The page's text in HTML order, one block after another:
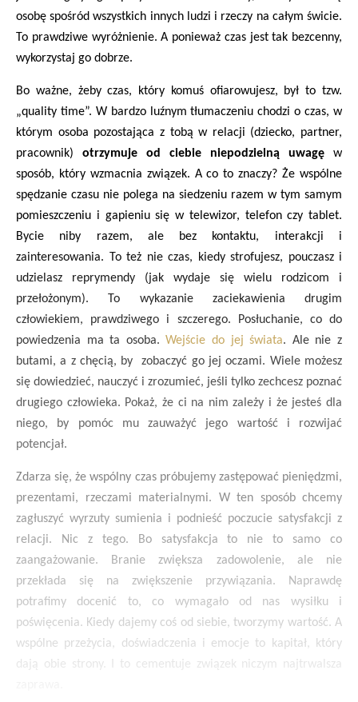
osobę spośród wszystkich innych ludzi i rzeczy na całym świcie.
To prawdziwe wyróżnienie. A ponieważ czas jest tak bezcenny,
wykorzystaj go dobrze.
Bo ważne, żeby czas, który komuś ofiarowujesz, był to tzw.
„quality time”. W bardzo luźnym tłumaczeniu chodzi o czas, w
którym osoba pozostająca z tobą w relacji (dziecko, partner,
pracownik) otrzymuje od ciebie niepodzielną uwagę w
sposób, który wzmacnia związek. A co to znaczy? Że wspólne
spędzanie czasu nie polega na siedzeniu razem w tym samym
pomieszczeniu i gapieniu się w telewizor, telefon czy tablet.
Bycie niby razem, ale bez kontaktu, interakcji i
zainteresowania. To też nie czas, kiedy strofujesz, pouczasz i
udzielasz reprymendy (jak wydaje się wielu rodzicom i
przełożonym). To wykazanie zaciekawienia drugim
człowiekiem, prawdziwego i szczerego. Posłuchanie, co do
powiedzenia ma ta osoba.Wejście do jej świata. Ale nie z
butami, a z chęcią, by zobaczyć go jej oczami. Wiele możesz
się dowiedzieć, nauczyć i zrozumieć, jeśli tylko zechcesz poznać
drugiego człowieka. Pokaż, że ci na nim zależy i że jesteś dla
niego, by pomóc mu zauważyć jego wartość i rozwijać
potencjał.
Zdarza się, że wspólny czas próbujemy zastępować pieniędzmi,
prezentami, rzeczami materialnymi. W ten sposób chcemy
zagłuszyć wyrzuty sumienia i podnieść poczucie satysfakcji z
relacji. Nic z tego. Bo satysfakcja to nie to samo co
zaangażowanie. Branie zwiększa zadowolenie, ale nie
przekłada się na zwiększenie przywiązania. Naprawdę
potrafimy docenić to, co wymagało od nas wysiłku i
poświęcenia. Kiedy dajemy coś od siebie, tworzymy wartość. A
wspólne przeżycia, doświadczenia i emocje to kapitał, który
dają obie strony. I to cementuje związek niczym najtrwalsza